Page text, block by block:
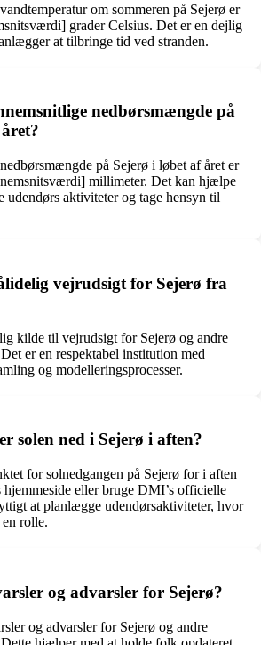
om sommeren på Sejerø er
grader Celsius. Det er en dejlig
at tilbringe tid ved stranden.
nedbørsmængde på
på Sejerø i løbet af året er
millimeter. Det kan hjælpe
udendørs aktiviteter og tage hensyn til
vejrudsigt for Sejerø fra
kilde til vejrudsigt for Sejerø og andre
er en respektabel institution med
og modelleringsprocesser.
solen ned i Sejerø i aften?
for solnedgangen på Sejerø for i aften
hjemmeside eller bruge DMI’s officielle
at planlægge udendørsaktiviteter, hvor
rolle.
og advarsler for Sejerø?
og advarsler for Sejerø og andre